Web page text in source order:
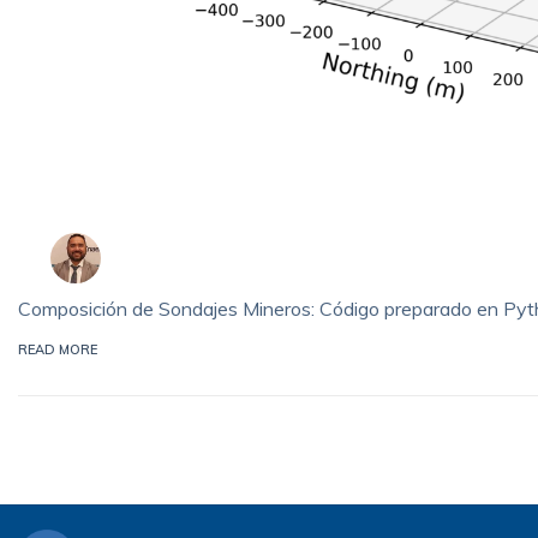
Composición de Sondajes Mineros: Código preparado en
READ MORE